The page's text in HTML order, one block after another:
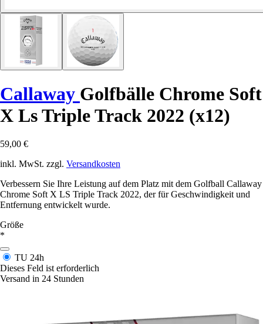
Callaway Golfbälle Chrome Soft
X Ls Triple Track 2022 (x12)
59,00 €
inkl. MwSt. zzgl. Versandkosten
Verbessern Sie Ihre Leistung auf dem Platz mit dem Golfball Callaway
Chrome Soft X LS Triple Track 2022, der für Geschwindigkeit und
Entfernung entwickelt wurde.
Größe
*
TU 24h
Dieses Feld ist erforderlich
Versand in 24 Stunden